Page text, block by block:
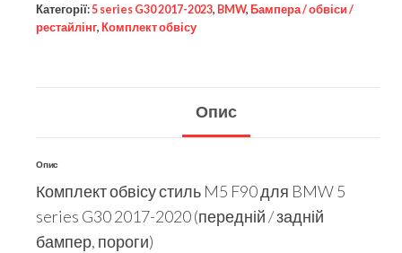
Категорії:5 series G30 2017-2023, BMW, Бампера / обвіси /
рестайлінг, Комплект обвісу
Опис
Опис
Комплект обвісу стиль M5 F90 для BMW 5
series G30 2017-2020 (передній / задній
бампер, пороги)